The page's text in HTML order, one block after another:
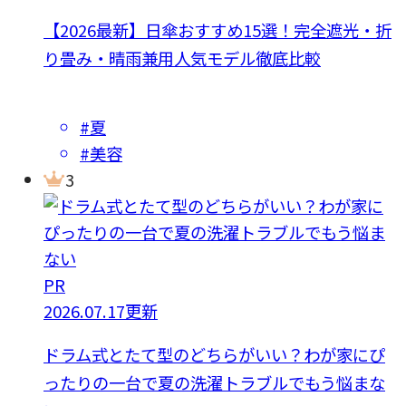
【2026最新】日傘おすすめ15選！完全遮光・折
り畳み・晴雨兼用人気モデル徹底比較
#夏
#美容
3
PR
2026.07.17更新
ドラム式とたて型のどちらがいい？わが家にぴ
ったりの一台で夏の洗濯トラブルでもう悩まな